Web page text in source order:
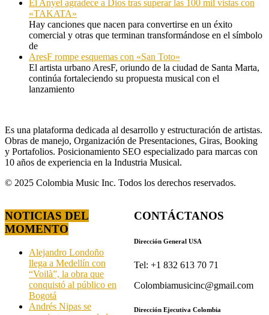
El Anyel agradece a Dios tras superar las 100 mil vistas con
«TAKATA»
Hay canciones que nacen para convertirse en un éxito
comercial y otras que terminan transformándose en el símbolo
de
AresF rompe esquemas con «San Toto»
El artista urbano AresF, oriundo de la ciudad de Santa Marta,
continúa fortaleciendo su propuesta musical con el
lanzamiento
Es una plataforma dedicada al desarrollo y estructuración de artistas.
Obras de manejo, Organización de Presentaciones, Giras, Booking
y Portafolios. Posicionamiento SEO especializado para marcas con
10 años de experiencia en la Industria Musical.
© 2025 Colombia Music Inc. Todos los derechos reservados.
NOTICIAS DEL
MOMENTO
Alejandro Londoño
llega a Medellín con
“Voilà”, la obra que
conquistó al público en
Bogotá
Andrés Nipas se
CONTÁCTANOS
Dirección General USA
Tel: +1 832 613 70 71
Colombiamusicinc@gmail.com
Dirección Ejecutiva Colombia